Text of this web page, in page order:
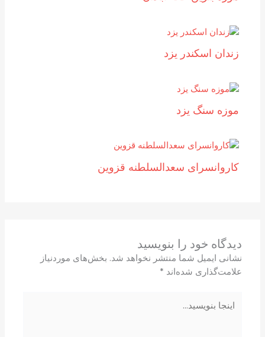
زندان اسکندر یزد
موزه سنگ یزد
کاروانسرای سعدالسلطنه قزوین
دیدگاه‌ خود را بنویسید
نشانی ایمیل شما منتشر نخواهد شد. بخش‌های موردنیاز
علامت‌گذاری شده‌اند *
بنویسید…